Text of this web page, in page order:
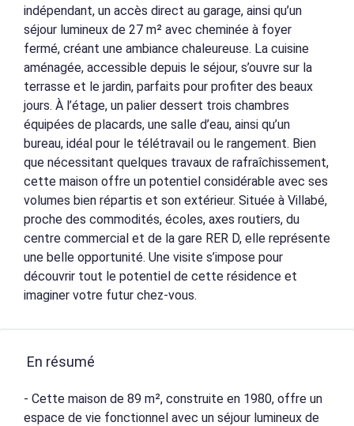
indépendant, un accès direct au garage, ainsi qu’un
séjour lumineux de 27 m² avec cheminée à foyer
fermé, créant une ambiance chaleureuse. La cuisine
aménagée, accessible depuis le séjour, s’ouvre sur la
terrasse et le jardin, parfaits pour profiter des beaux
jours. À l’étage, un palier dessert trois chambres
équipées de placards, une salle d’eau, ainsi qu’un
bureau, idéal pour le télétravail ou le rangement. Bien
que nécessitant quelques travaux de rafraîchissement,
cette maison offre un potentiel considérable avec ses
volumes bien répartis et son extérieur. Située à Villabé,
proche des commodités, écoles, axes routiers, du
centre commercial et de la gare RER D, elle représente
une belle opportunité. Une visite s’impose pour
découvrir tout le potentiel de cette résidence et
imaginer votre futur chez-vous.
En résumé
- Cette maison de 89 m², construite en 1980, offre un
espace de vie fonctionnel avec un séjour lumineux de